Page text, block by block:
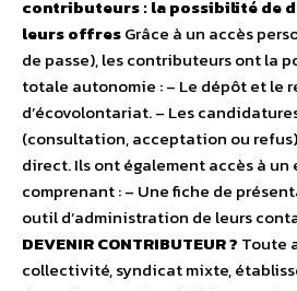
contributeurs : la possibilité de
leurs offresGrâce à un accès
de passe), les contributeurs ont la
totale autonomie : – Le dépôt et le
d’écovolontariat. – Les
(consultation, acceptation ou
direct. Ils ont également accès à un
comprenant : – Une fiche de
outil d’administration de leurs
DEVENIR CONTRIBUTEUR ? Toute
collectivité, syndicat mixte,